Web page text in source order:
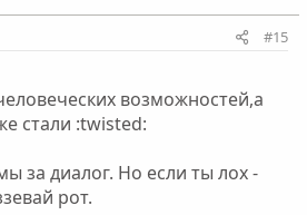
#15
возможностей,а
стали :twisted:
за диалог. Но если ты лох -
рот.